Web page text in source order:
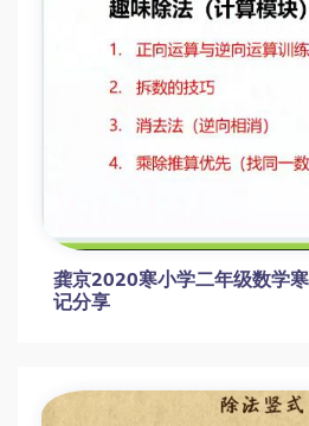
龚京2020寒小学二年级数学
记分享